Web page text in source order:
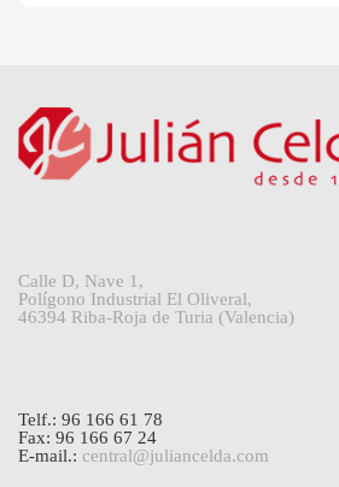
Calle D, Nave 1,
Polígono Industrial El Oliveral,
46394 Riba-Roja de Turia (Valencia)
Telf.: 96 166 61 78
Fax: 96 166 67 24
E-mail.: central@juliancelda.com